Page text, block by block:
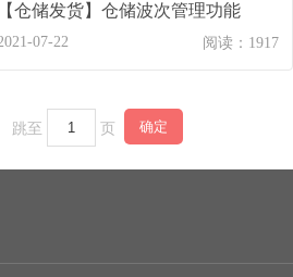
【仓储发货】仓储波次管理功能
07-22 阅读：1917
跳至 页 确定